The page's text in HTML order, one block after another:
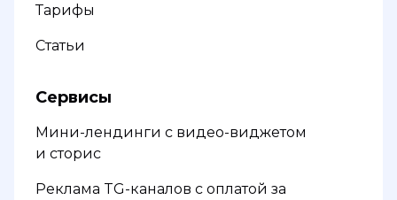
Тарифы
Статьи
Сервисы
Мини-лендинги с видео-виджетом
и сторис
Реклама TG-каналов с оплатой за